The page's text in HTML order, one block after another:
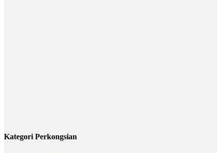
Kategori Perkongsian